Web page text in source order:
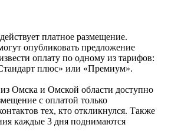
платное размещение.
опубликовать предложение
оплату по одному из тарифов:
плюс» или «Премиум».
Омска и Омской области доступно
с оплатой только
тех, кто откликнулся. Также
каждые 3 дня поднимаются